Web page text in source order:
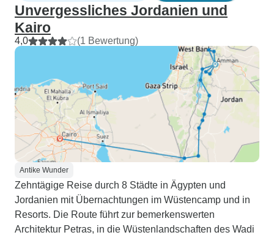
Unvergessliches Jordanien und
Kairo
4,0 (1 Bewertung)
Antike Wunder
Zehntägige Reise durch 8 Städte in Ägypten und
Jordanien mit Übernachtungen im Wüstencamp und in
Resorts. Die Route führt zur bemerkenswerten
Architektur Petras, in die Wüstenlandschaften des Wadi